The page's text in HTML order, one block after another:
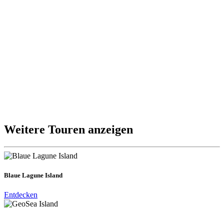
Weitere Touren anzeigen
Blaue Lagune Island
Entdecken